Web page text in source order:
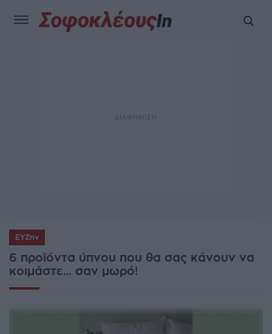
ΕΥΖην
6 προϊόντα ύπνου που θα σας κάνουν να
κοιμάστε… σαν μωρό!